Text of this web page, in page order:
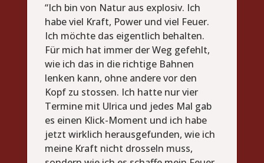
“Ich bin von Natur aus explosiv. Ich
habe viel Kraft, Power und viel Feuer.
Ich möchte das eigentlich behalten.
Für mich hat immer der Weg gefehlt,
wie ich das in die richtige Bahnen
lenken kann, ohne andere vor den
Kopf zu stossen. Ich hatte nur vier
Termine mit Ulrica und jedes Mal gab
es einen Klick-Moment und ich habe
jetzt wirklich herausgefunden, wie ich
meine Kraft nicht drosseln muss,